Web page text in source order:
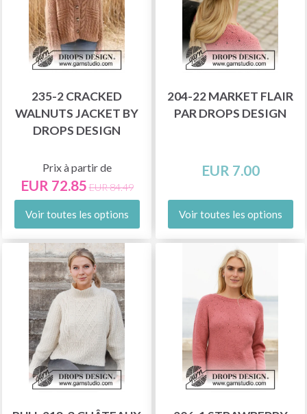
235-2 CRACKED
WALNUTS JACKET BY
DROPS DESIGN
Prix à partir de
EUR 72.85 EUR 84.49
Voir toutes les options
204-22 MARKET FLAIR
PAR DROPS DESIGN
EUR 7.00
Voir toutes les options